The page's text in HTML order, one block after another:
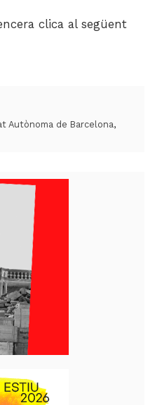
clica al següent
Autònoma de Barcelona,